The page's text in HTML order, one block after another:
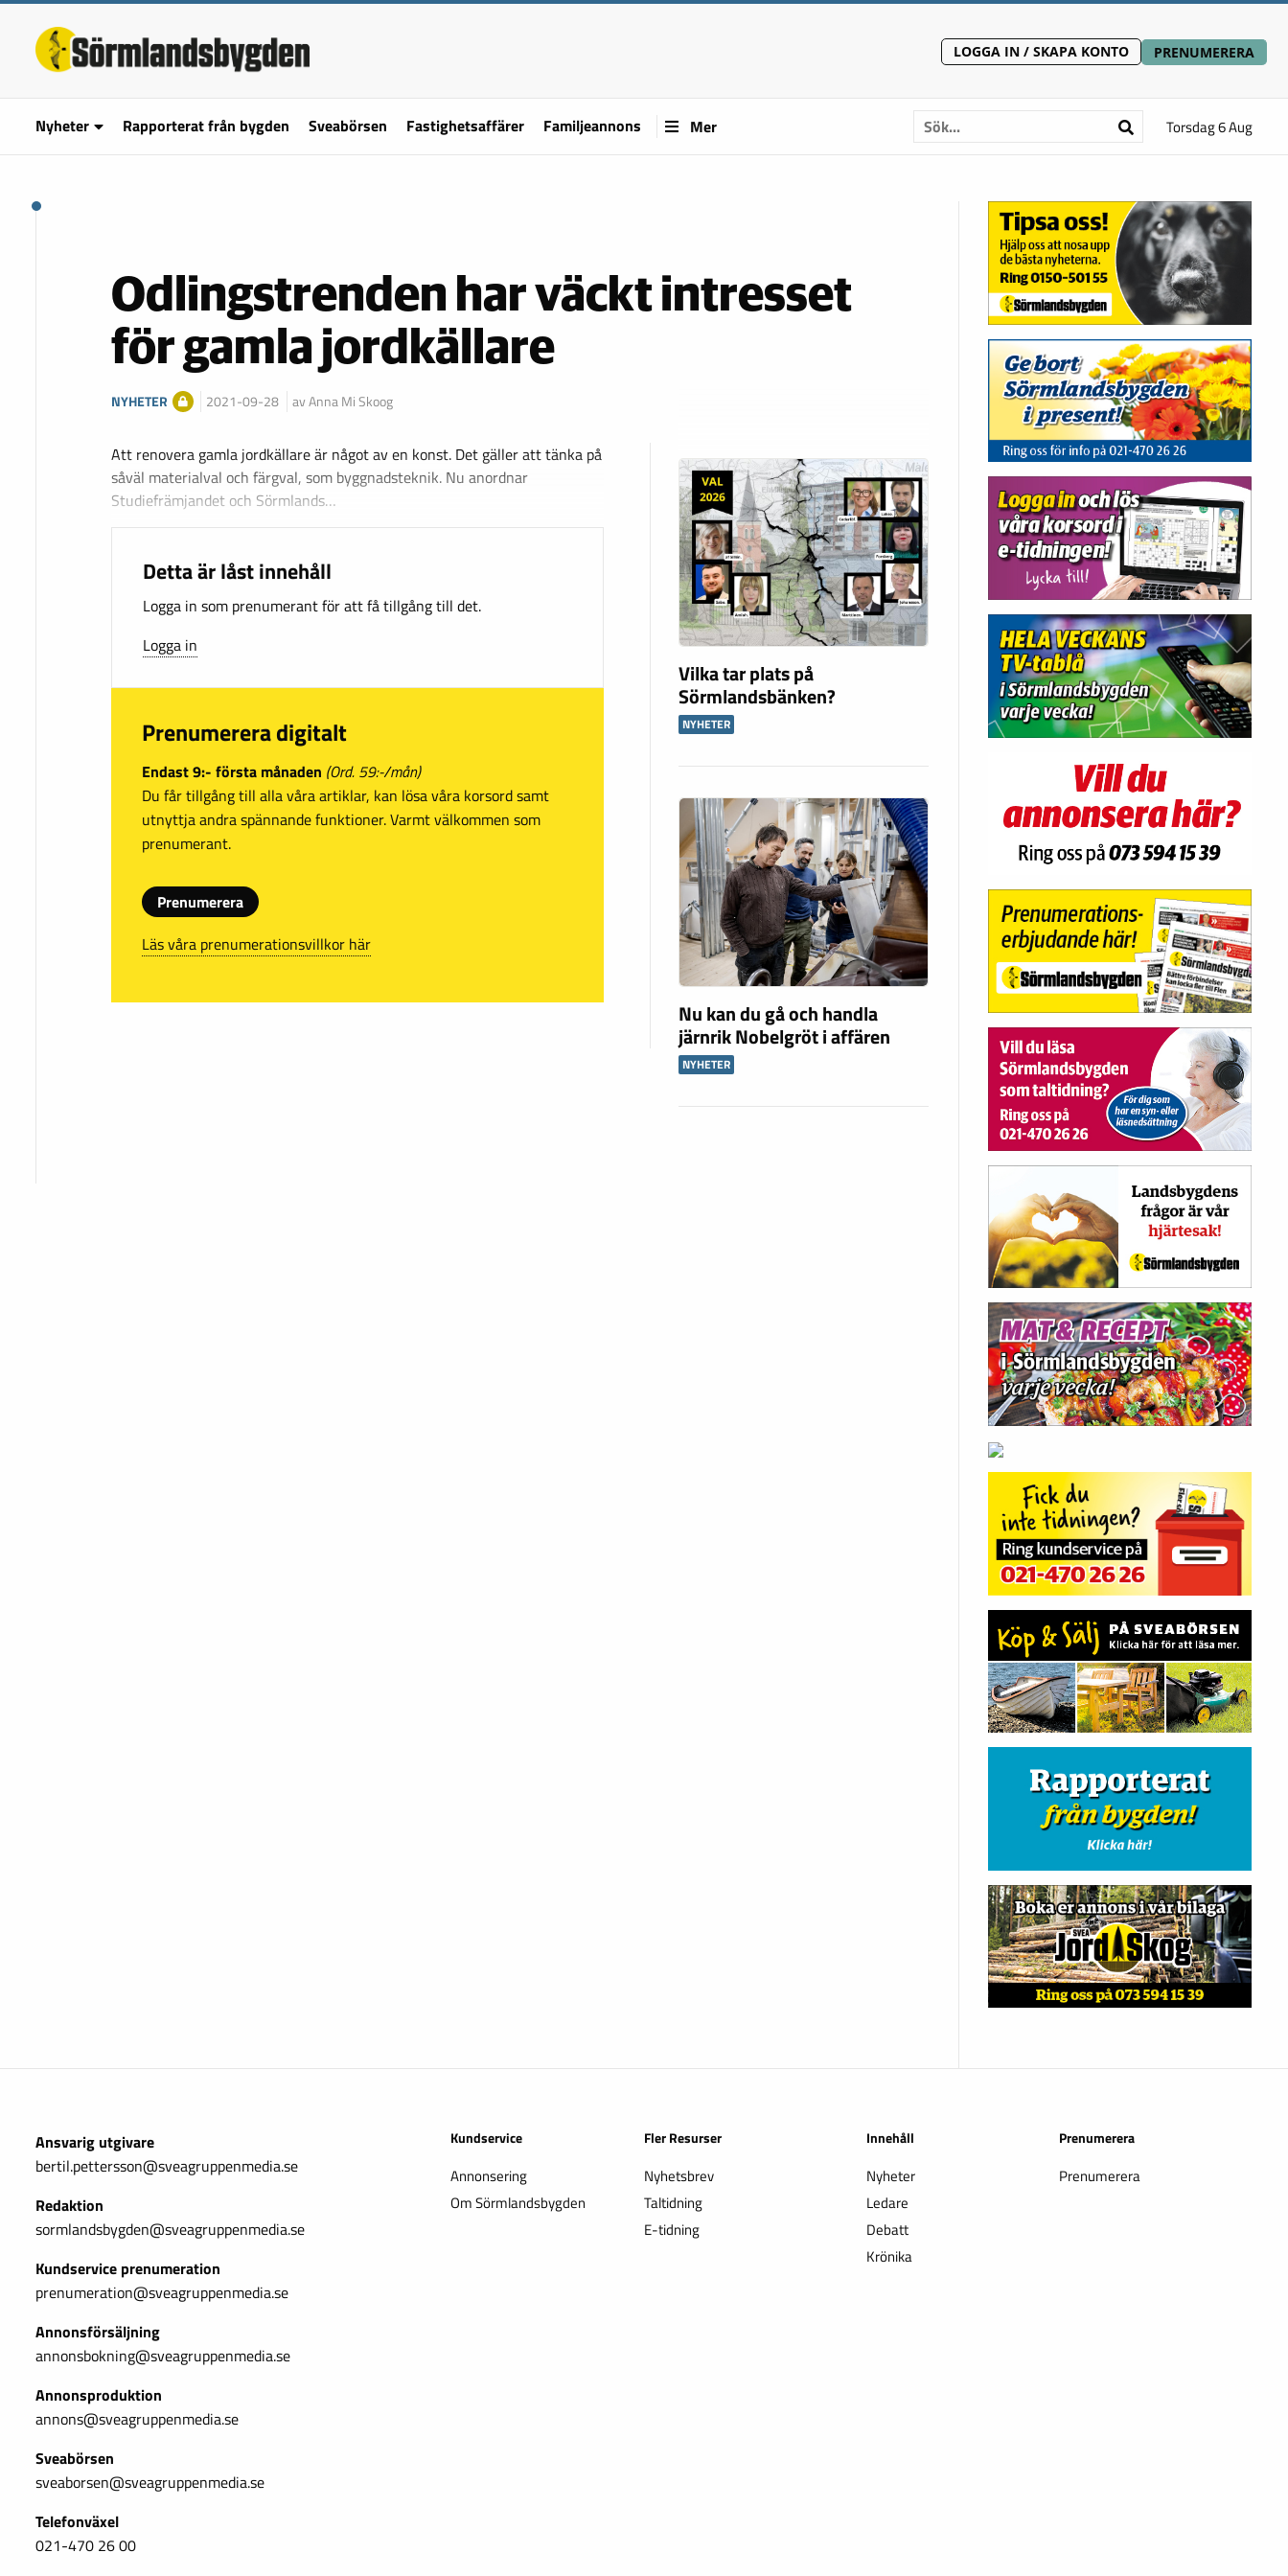
LOGGA IN / SKAPA KONTO PRENUMERERA
Nyheter Rapporterat från bygden Sveabörsen Fastighetsaffärer Familjeannons Mer Torsdag 6 Aug
Odlingstrenden har väckt intresset
för gamla jordkällare
NYHETER 2021-09-28 av Anna Mi Skoog
Att renovera gamla jordkällare är något av en konst. Det gäller att tänka på
såväl materialval och färgval, som byggnadsteknik. Nu anordnar
Studiefrämjandet och Sörmlands…
Detta är låst innehåll
Logga in som prenumerant för att få tillgång till det.
Logga in
Prenumerera digitalt
Endast 9:- första månaden (Ord. 59:-/mån)
Du får tillgång till alla våra artiklar, kan lösa våra korsord samt
utnyttja andra spännande funktioner. Varmt välkommen som
prenumerant.
Prenumerera
Läs våra prenumerationsvillkor här
Vilka tar plats på
Sörmlandsbänken?
NYHETER
Nu kan du gå och handla
järnrik Nobelgröt i affären
NYHETER
Ansvarig utgivare
bertil.pettersson@sveagruppenmedia.se
Redaktion
sormlandsbygden@sveagruppenmedia.se
Kundservice prenumeration
prenumeration@sveagruppenmedia.se
Annonsförsäljning
annonsbokning@sveagruppenmedia.se
Annonsproduktion
annons@sveagruppenmedia.se
Sveabörsen
sveaborsen@sveagruppenmedia.se
Telefonväxel
021-470 26 00
Kundservice
Annonsering
Om Sörmlandsbygden
Fler Resurser
Nyhetsbrev
Taltidning
E-tidning
Innehåll
Nyheter
Ledare
Debatt
Krönika
Prenumerera
Prenumerera